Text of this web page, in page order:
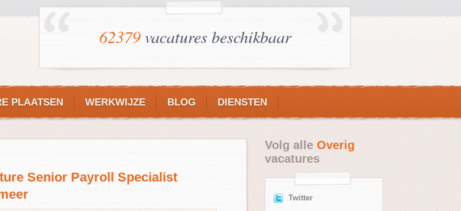
62379vacatures beschikbaar
PLAATSEN WERKWIJZE BLOG DIENSTEN
Senior Payroll Specialist
Volg alleOverig
vacatures
Twitter